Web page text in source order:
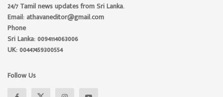
24/7 Tamil news updates from Sri Lanka.
Email: athavaneditor@gmail.com
Phone
Sri Lanka: 0094114063006
UK: 00447459300554
Follow Us